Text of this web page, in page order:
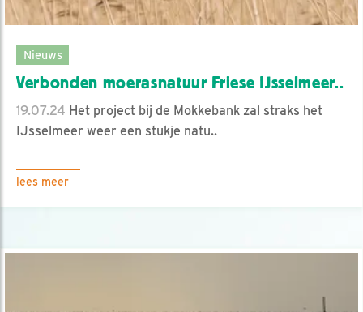
Nieuws
Verbonden moerasnatuur Friese IJsselmeer..
19.07.24 Het project bij de Mokkebank zal straks het
IJsselmeer weer een stukje natu..
lees meer